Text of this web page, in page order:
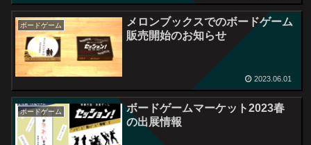
ボードゲーム
メロンブックスでのボードゲーム
販売開始のお知らせ
2023.06.01
ボードゲーム
ボードゲームマーケット2023春
の出展情報